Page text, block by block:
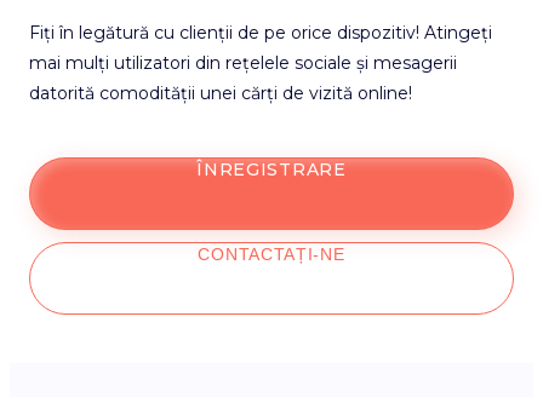
Fiți în legătură cu clienții de pe orice dispozitiv! Atingeți
mai mulți utilizatori din rețelele sociale și mesagerii
datorită comodității unei cărți de vizită online!
ÎNREGISTRARE
CONTACTAȚI-NE